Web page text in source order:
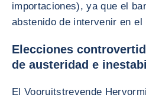
importaciones), ya que el
abstenido de intervenir en
Elecciones
de austeridad e
El Vooruitstrevende